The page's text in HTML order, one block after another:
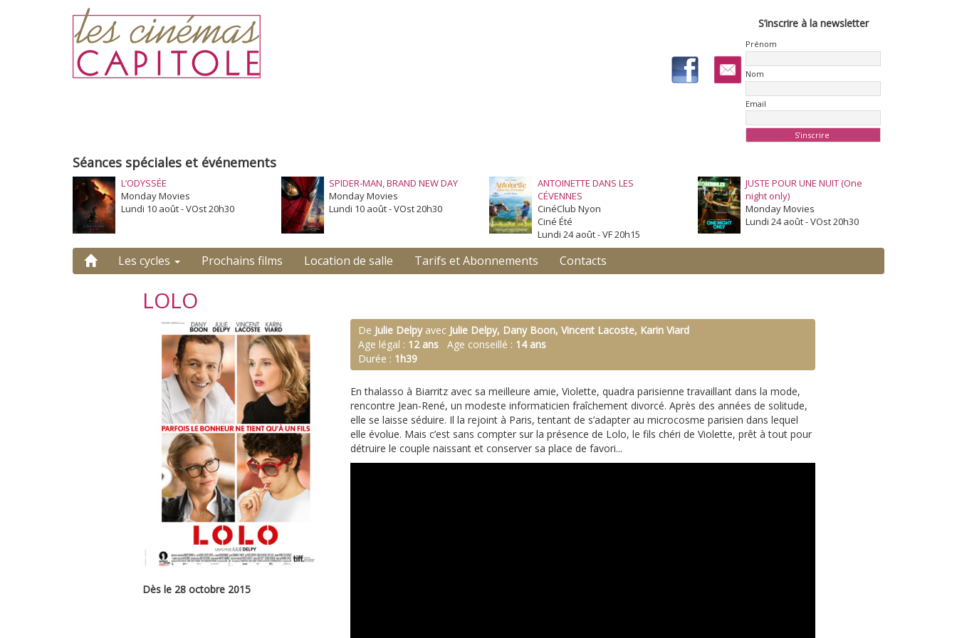
S’inscrire à la newsletter
Prénom
Nom
Email
Séances spéciales et événements
L’ODYSSÉE
Monday Movies
Lundi 10 août - VOst 20h30
SPIDER-MAN, BRAND NEW DAY
Monday Movies
Lundi 10 août - VOst 20h30
ANTOINETTE DANS LES
CÉVENNES
CinéClub Nyon
Ciné Été
Lundi 24 août - VF 20h15
JUSTE POUR UNE NUIT (One
night only)
Monday Movies
Lundi 24 août - VOst 20h30
Les cycles Prochains films Location de salle Tarifs et Abonnements Contacts
LOLO
Dès le 28 octobre 2015
De Julie Delpyavec Julie Delpy, Dany Boon, Vincent Lacoste, Karin Viard
Age légal : 12 ans Age conseillé : 14 ans
Durée : 1h39
En thalasso à Biarritz avec sa meilleure amie, Violette, quadra parisienne travaillant dans la mode,
rencontre Jean-René, un modeste informaticien fraîchement divorcé. Après des années de solitude,
elle se laisse séduire. Il la rejoint à Paris, tentant de s’adapter au microcosme parisien dans lequel
elle évolue. Mais c’est sans compter sur la présence de Lolo, le fils chéri de Violette, prêt à tout pour
détruire le couple naissant et conserver sa place de favori...